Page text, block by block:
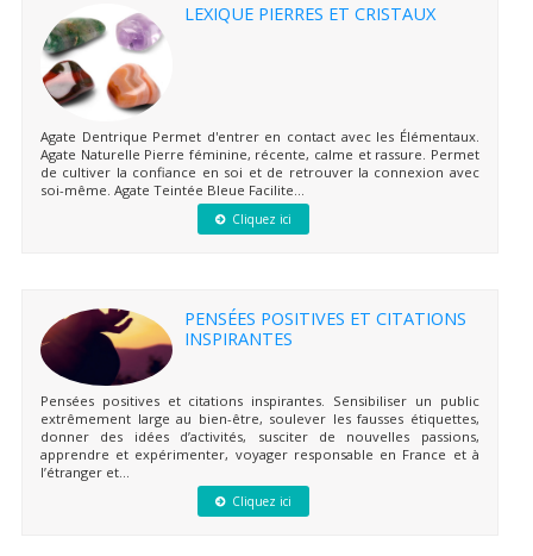
LEXIQUE PIERRES ET CRISTAUX
Agate Dentrique Permet d'entrer en contact avec les Élémentaux.
Agate Naturelle Pierre féminine, récente, calme et rassure. Permet
de cultiver la confiance en soi et de retrouver la connexion avec
soi-même. Agate Teintée Bleue Facilite...
Cliquez ici
PENSÉES POSITIVES ET CITATIONS
INSPIRANTES
Pensées positives et citations inspirantes. Sensibiliser un public
extrêmement large au bien-être, soulever les fausses étiquettes,
donner des idées d’activités, susciter de nouvelles passions,
apprendre et expérimenter, voyager responsable en France et à
l’étranger et...
Cliquez ici